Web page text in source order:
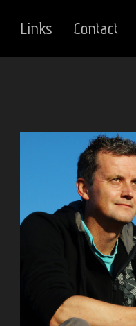
Links Contact